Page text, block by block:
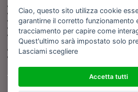
Chiedi ai nostri esperti
Scrivi alla redazione
Fai pubblicità con noi
Sostieni Barinedita
Iscriviti al nostro corso di
giornalismo
Compra i nostri libri
Entra in Barinedita Map
Seguici
BARIREPORT s.a.s.
Ciao, questo sito utilizza cookie
garantirne il corretto funzionamento
tracciamento per capire come
Quest'ultimo sarà impostato solo
Lasciami scegliere
Accetta tutti